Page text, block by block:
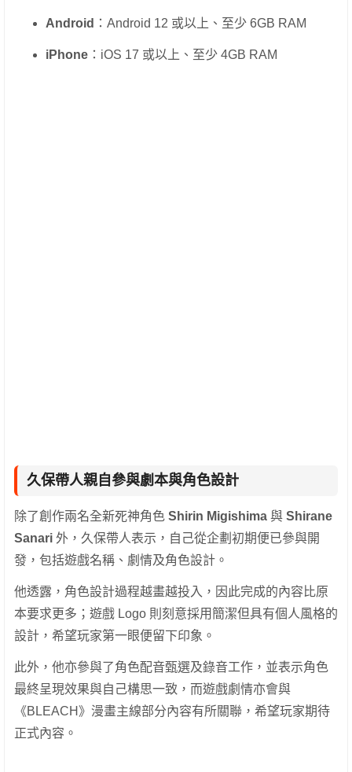
Android ：Android 12 或以上、至少 6GB RAM
iPhone ：iOS 17 或以上、至少 4GB RAM
久保帶人親自參與劇本與角色設計
除了創作兩名全新死神角色 Shirin Migishima 與 Shirane
Sanari 外，久保帶人表示，自己從企劃初期便已參與開
發，包括遊戲名稱、劇情及角色設計。
他透露，角色設計過程越畫越投入，因此完成的內容比原
本要求更多；遊戲 Logo 則刻意採用簡潔但具有個人風格的
設計，希望玩家第一眼便留下印象。
此外，他亦參與了角色配音甄選及錄音工作，並表示角色
最終呈現效果與自己構思一致，而遊戲劇情亦會與
《BLEACH》漫畫主線部分內容有所關聯，希望玩家期待
正式內容。